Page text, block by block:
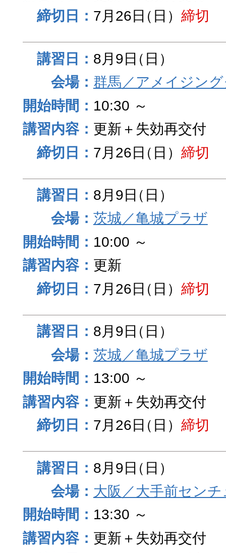
7月26日（日） 締切
8月9日（日）
群馬／アメイジン
10:30 ～
更新＋失効再交付
7月26日（日） 締切
8月9日（日）
茨城／亀城プラザ
10:00 ～
更新
7月26日（日） 締切
8月9日（日）
茨城／亀城プラザ
13:00 ～
更新＋失効再交付
7月26日（日） 締切
8月9日（日）
大阪／大手前セン
13:30 ～
更新＋失効再交付